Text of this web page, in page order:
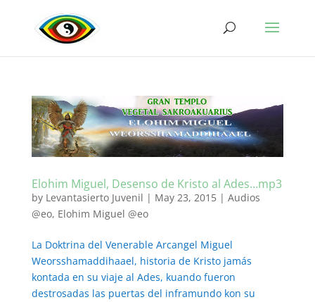
Elohim Miguel, Desenso de Kristo al Ades…mp3
by Levantasierto Juvenil | May 23, 2015| Audios
@eo, Elohim Miguel @eo
La Doktrina del Venerable Arcangel Miguel
Weorsshamaddihaael, historia de Kristo jamás
kontada en su viaje al Ades, kuando fueron
destrosadas las puertas del inframundo kon su